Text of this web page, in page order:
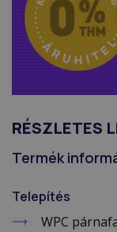
RÉSZLETES
Termék
Telepítés
WPC